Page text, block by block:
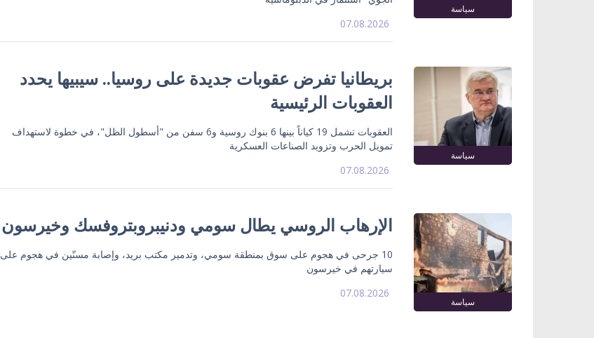
سياسة
07.08.2026
سياسة
بريطانيا تفرض عقوبات جديدة على روسيا.. سيبيها يحدد
العقوبات الرئيسية
العقوبات تشمل 19 كياناً بينها 6 بنوك روسية و6 سفن من "أسطول الظل"، في خطوة لاستهداف
تمويل الحرب وتزويد الصناعات العسكرية
07.08.2026
سياسة
الإرهاب الروسي يطال سومي ودنيبروبتروفسك وخيرسون
10 جرحى في هجوم على سوق بمنطقة سومي، وتدمير مكتب بريد، وإصابة مسنّين في هجوم على
سيارتهم في خيرسون
07.08.2026